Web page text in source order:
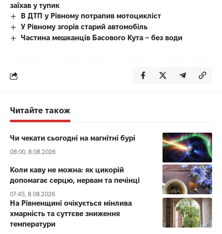
заїхав у тупик
В ДТП у Рівному потрапив мотоцикліст
У Рівному згорів старий автомобіль
Частина мешканців Басового Кута – без води
Читайте також
Чи чекати сьогодні на магнітні бурі
08:00, 8.08.2026
Коли каву не можна: як цикорій
допомагає серцю, нервам та печінці
07:45, 8.08.2026
На Рівненщині очікується мінлива
хмарність та суттєве зниження
температури